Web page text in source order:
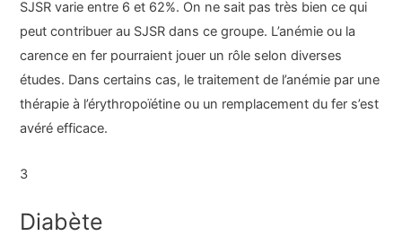
SJSR varie entre 6 et 62%. On ne sait pas très bien ce qui
peut contribuer au SJSR dans ce groupe. L’anémie ou la
carence en fer pourraient jouer un rôle selon diverses
études. Dans certains cas, le traitement de l’anémie par une
thérapie à l’érythropoïétine ou un remplacement du fer s’est
avéré efficace.
3
Diabète